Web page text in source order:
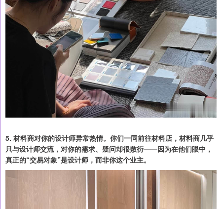
5. 材料商对你的设计师异常热情。你们一同前往材料店，材料商几乎
只与设计师交流，对你的需求、疑问却很敷衍——因为在他们眼中，
真正的“交易对象”是设计师，而非你这个业主。